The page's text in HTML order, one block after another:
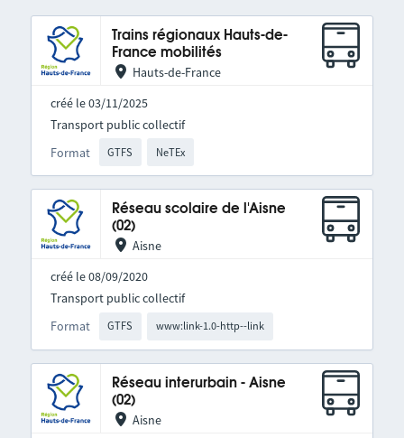
Trains régionaux Hauts-de-
France mobilités
Hauts-de-France
créé le 03/11/2025
Format GTFS NeTEx
Transport public collectif
Réseau scolaire de l'Aisne
(02)
Aisne
créé le 08/09/2020
Format GTFS www:link-1.0-http--link
Transport public collectif
Réseau interurbain - Aisne
(02)
Aisne